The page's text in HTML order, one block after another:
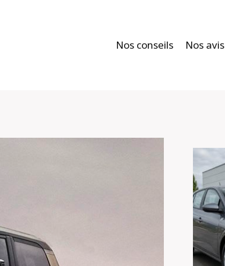
Nos conseils Nos avis